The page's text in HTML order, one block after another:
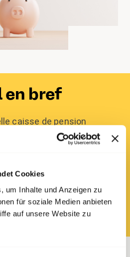
Cookies
um Inhalte und Anzeigen zu
für soziale Medien anbieten
auf unsere Website zu
en bref
caisse de pension
siège au sein de la
une nouvelle CCT qui
début 2023 ont